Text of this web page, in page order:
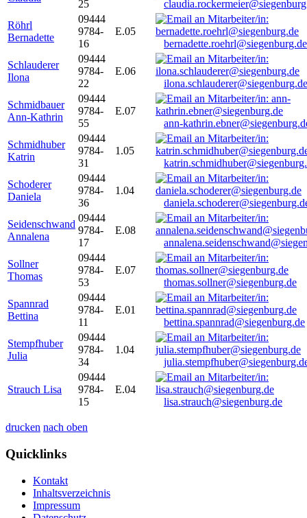
25
Röhrl
Bernadette
09444
9784-
16
E.05
bernadette.roehrl@siegenburg.de
Schlauderer
Ilona
09444
9784-
22
E.06
ilona.schlauderer@siegenburg.de
Schmidbauer
Ann-Kathrin
09444
9784-
55
E.07
ann-
Schmidhuber
Katrin
09444
9784-
31
1.05
Schoderer
Daniela
09444
9784-
36
1.04
Seidenschwand
Annalena
09444
9784-
17
E.08
Sollner
Thomas
09444
9784-
53
E.07
thomas.sollner@siegenburg.de
Spannrad
Bettina
09444
9784-
11
E.01
bettina.spannrad@siegenburg.de
Stempfhuber
Julia
09444
9784-
34
1.04
Strauch Lisa
09444
9784-
15
E.04
lisa.strauch@siegenburg.de
drucken nach oben
Quicklinks
Kontakt
Inhaltsverzeichnis
Impressum